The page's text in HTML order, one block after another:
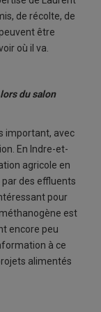
de récolte, de
être
où il va.
du salon
important, avec
En Indre-et-
agricole en
des effluents
pour
est
encore peu
à ce
alimentés